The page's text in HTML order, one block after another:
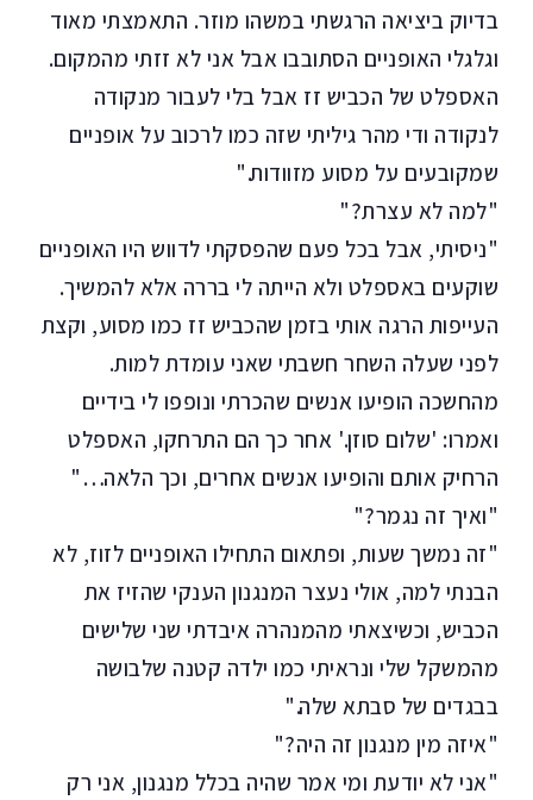
בדיוק ביציאה הרגשתי במשהו מוזר. התאמצתי מאוד
וגלגלי האופניים הסתובבו אבל אני לא זזתי מהמקום.
האספלט של הכביש זז אבל בלי לעבור מנקודה
לנקודה ודי מהר גיליתי שזה כמו לרכוב על אופניים
שמקובעים על מסוע מזוודות."
"למה לא עצרת?"
"ניסיתי, אבל בכל פעם שהפסקתי לדווש היו האופניים
שוקעים באספלט ולא הייתה לי בררה אלא להמשיך.
העייפות הרגה אותי בזמן שהכביש זז כמו מסוע, וקצת
לפני שעלה השחר חשבתי שאני עומדת למות.
מהחשכה הופיעו אנשים שהכרתי ונופפו לי בידיים
ואמרו: 'שלום סוזן.' אחר כך הם התרחקו, האספלט
הרחיק אותם והופיעו אנשים אחרים, וכך הלאה…"
"ואיך זה נגמר?"
"זה נמשך שעות, ופתאום התחילו האופניים לזוז, לא
הבנתי למה, אולי נעצר המנגנון הענקי שהזיז את
הכביש, וכשיצאתי מהמנהרה איבדתי שני שלישים
מהמשקל שלי ונראיתי כמו ילדה קטנה שלבושה
בבגדים של סבתא שלה."
"איזה מין מנגנון זה היה?"
"אני לא יודעת ומי אמר שהיה בכלל מנגנון, אני רק